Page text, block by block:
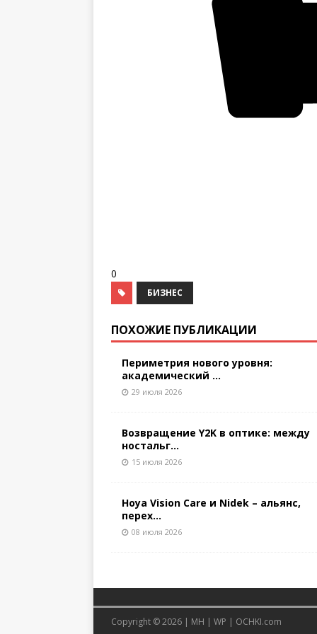
0
БИЗНЕС
ПОХОЖИЕ ПУБЛИКАЦИИ
Периметрия нового уровня:
академический ...
29 июля 2026
Возвращение Y2K в оптике: между
ностальг...
15 июля 2026
Hoya Vision Care и Nidek – альянс,
перех...
08 июля 2026
Copyright © 2026 | MH | WP | OCHKI.com